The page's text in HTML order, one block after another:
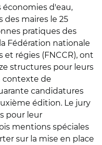
économies d'eau,
des maires le 25
pratiques des
Fédération nationale
régies (FNCCR), ont
structures pour leurs
contexte de
candidatures
édition. Le jury
pour leur
mentions spéciales
sur la mise en place